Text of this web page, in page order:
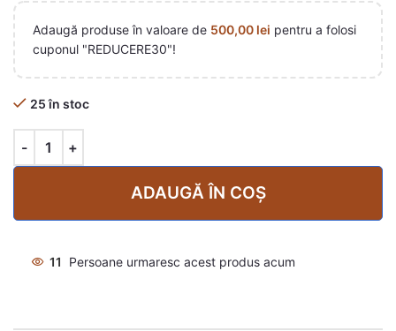
Adaugă produse în valoare de 500,00 lei pentru a folosi
cuponul "REDUCERE30"!
25 în stoc
ADAUGĂ ÎN COȘ
11 Persoane urmaresc acest produs acum